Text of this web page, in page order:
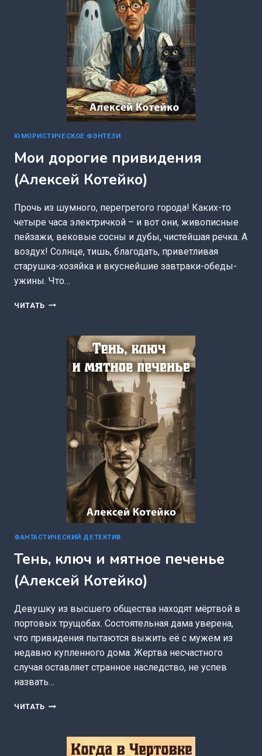
ЮМОРИСТИЧЕСКОЕ ФЭНТЕЗИ
Мои дорогие привидения
(Алексей Котейко)
Прочь из шумного, перегретого города! Каких-то
четыре часа электричкой – и вот они, живописные
пейзажи, вековые сосны и дубы, чистейшая речка. А
воздух! Солнце, тишь, благодать, приветливая
старушка-хозяйка и вкуснейшие завтраки-обеды-
ужины. Что…
ЧИТАТЬ МОИ
(АЛЕКСЕЙ
КОТЕЙКО)
ФАНТАСТИЧЕСКИЙ ДЕТЕКТИВ
Тень, ключ и мятное печенье
(Алексей Котейко)
Девушку из высшего общества находят мёртвой в
портовых трущобах. Состоятельная дама уверена,
что привидения пытаются выжить её с мужем из
недавно купленного дома. Жертва несчастного
случая оставляет странное наследство, не успев
назвать…
ЧИТАТЬ ТЕНЬ,
МЯТНОЕ
ПЕЧЕНЬЕ